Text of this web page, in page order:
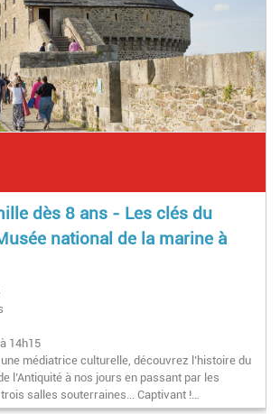
dès 8 ans - Les clés du
national de la marine à
14h15
médiatrice culturelle, découvrez l’histoire du
l’Antiquité à nos jours en passant par les
salles souterraines... Captivant !…